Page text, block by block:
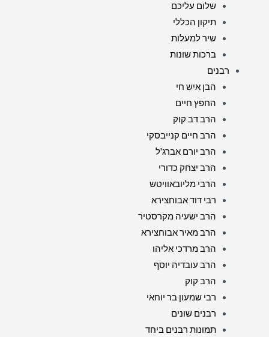
שלום עליכם
תיקון הכללי
שיר למעלות
ברכות שונות
רבנים
הבן איש חי
החפץ חיים
הרב דב קוק
הרב חיים קנייבסקי
הרב יורם אברג'ל
הרב יצחק כדורי
הרבי מליובאוויטש
רבי דוד אבוחצירא
הרב ישעיה מקרסטיר
הרב מאיר אבוחצירא
הרב מרדכי אליהו
הרב עובדיה יוסף
הרב קוק
רבי שמעון בר יוחאי
רבנים שונים
תמונות רבנים ביחד